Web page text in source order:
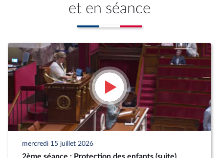
et en séance
mercredi 15 juillet 2026
2ème séance : Protection des enfants (suite)